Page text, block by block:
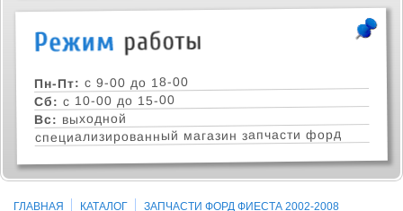
Пн-Пт: с 9-00 до 18-00
Сб: с 10-00 до 15-00
Вс: выходной
специализированный магазин запчасти форд
ГЛАВНАЯ КАТАЛОГ
ЗАПЧАСТИ ФОРД ФИЕСТА 2002-2008